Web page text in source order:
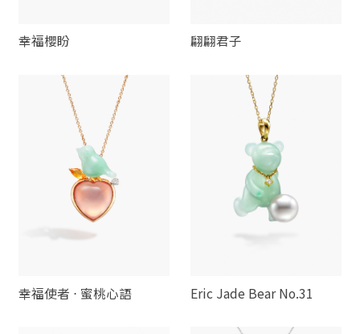
幸福櫻盼 翩翩君子
幸福使者 ⋅ 蜜桃心語 Eric Jade Bear No.31